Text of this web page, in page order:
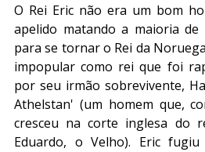
O Rei Eric não era um bom
apelido matando a maioria
para se tornar o Rei da
impopular como rei que foi
por seu irmão sobrevivente,
Athelstan' (um homem que,
cresceu na corte inglesa do
Eduardo, o Velho). Eric